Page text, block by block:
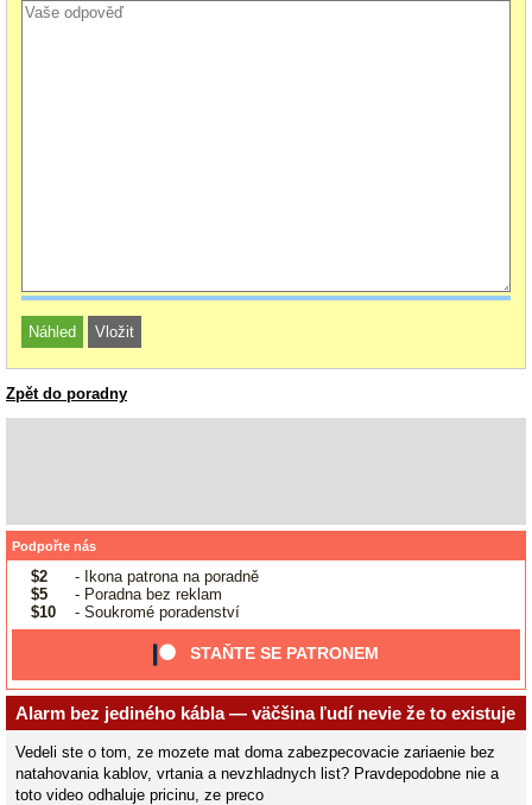
Zpět do poradny
Podpořte nás
$2
- Ikona patrona na poradně
$5
- Poradna bez reklam
$10
- Soukromé poradenství
STAŇTE SE PATRONEM
Alarm bez jediného kábla — väčšina ľudí nevie že to existuje
Vedeli ste o tom, ze mozete mat doma zabezpecovacie zariaenie bez
natahovania kablov, vrtania a nevzhladnych list? Pravdepodobne nie a
toto video odhaluje pricinu, ze preco